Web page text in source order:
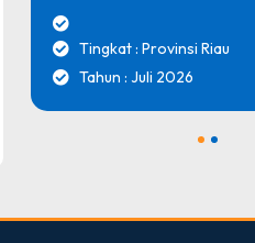
Tingkat : Provinsi Riau
Tahun : Juli 2026